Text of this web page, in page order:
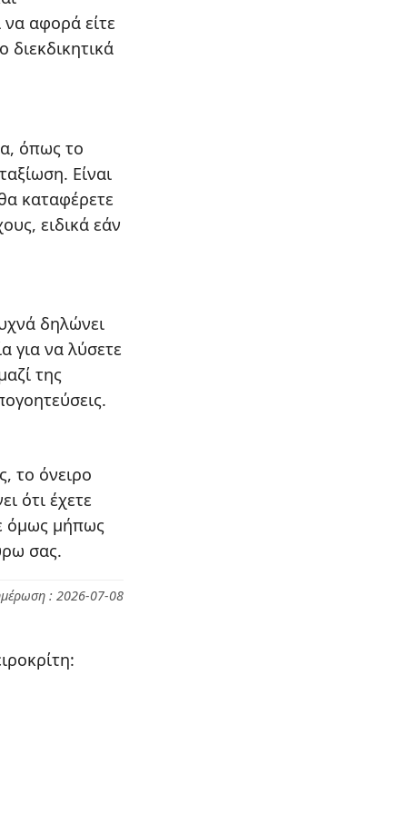
αφορά είτε
διεκδικητικά
όπως το
Είναι
καταφέρετε
ειδικά εάν
δηλώνει
για να λύσετε
της
το όνειρο
ότι έχετε
όμως μήπως
σας.
: 2026-07-08